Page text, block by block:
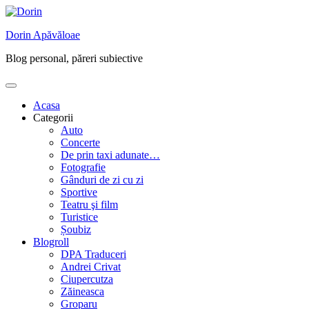
Skip
content
Dorin Apăvăloae
Blog personal, păreri subiective
Acasa
Categorii
Auto
Concerte
De prin taxi adunate…
Fotografie
Gânduri de zi cu zi
Sportive
Teatru şi film
Turistice
Șoubiz
Blogroll
DPA Traduceri
Andrei Crivat
Ciupercutza
Zăineasca
Groparu